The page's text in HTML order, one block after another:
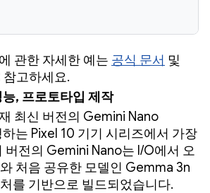
관한 자세한 예는 공식 문서 및
참고하세요.
, 프로토타입 제작
최신 버전의 Gemini Nano
는 Pixel 10 기기 시리즈에서 가장
버전의 Gemini Nano는 I/O에서 오
처음 공유한 모델인 Gemma 3n
를 기반으로 빌드되었습니다.